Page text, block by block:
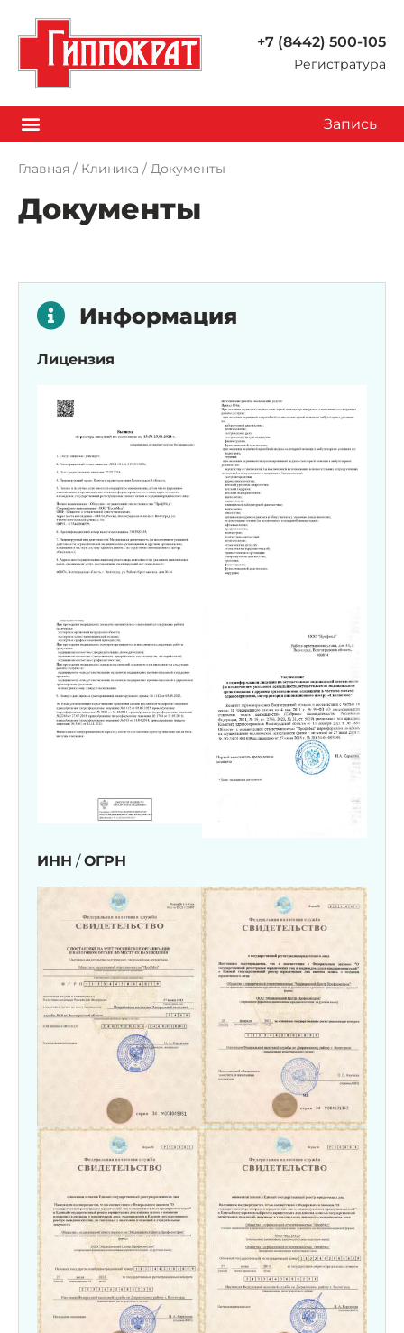
+7 (8442) 500-105
Регистратура
Запись
Главная / Клиника / Документы
Документы
Информация
Лицензия
ИНН /ОГРН